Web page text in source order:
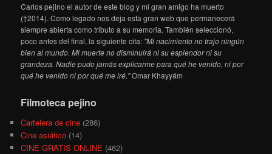
Carlos pejino el autor de este blog y mi gran amigo ha muerto
(†2014). Como legado nos deja esta gran web que permanecerá
siempre abierta como tributo a su memoria. También seleccionó,
poco antes del final, la siguiente cita: "Mi nacimiento no trajo ningún
bien al mundo. Mi muerte no disminuirá ni su esplendor ni su
grandeza. Nadie pudo jamás explicarme para qué he venido, ni por
qué he venido ni por qué me iré."Omar Khayyám
Filmoteca pejino
Cartelera de cine (286)
Cine asiático (14)
CINE GRATIS ONLINE (462)